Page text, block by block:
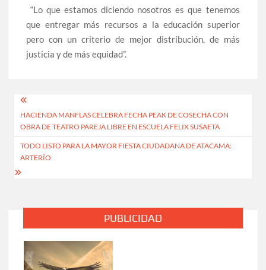
“Lo que estamos diciendo nosotros es que tenemos
que entregar más recursos a la educación superior
pero con un criterio de mejor distribución, de más
justicia y de más equidad”.
Navegación
de
entradas
HACIENDA MANFLAS CELEBRA FECHA PEAK DE COSECHA CON
OBRA DE TEATRO PAREJA LIBRE EN ESCUELA FELIX SUSAETA
TODO LISTO PARA LA MAYOR FIESTA CIUDADANA DE ATACAMA:
ARTERÍO
PUBLICIDAD